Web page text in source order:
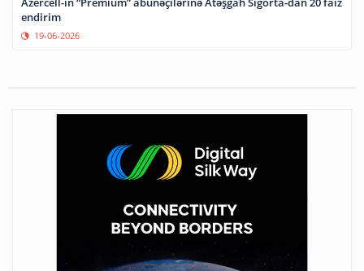
endirim
19-06-2026